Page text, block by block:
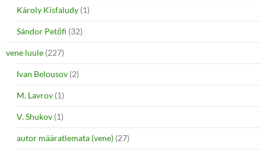
Károly Kisfaludy (1)
Sándor Petőfi (32)
vene luule (227)
Ivan Belousov (2)
M. Lavrov (1)
V. Shukov (1)
autor määratlemata (vene) (27)